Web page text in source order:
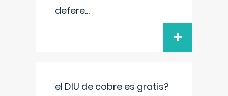
defere...
+
el DIU de cobre es gratis?